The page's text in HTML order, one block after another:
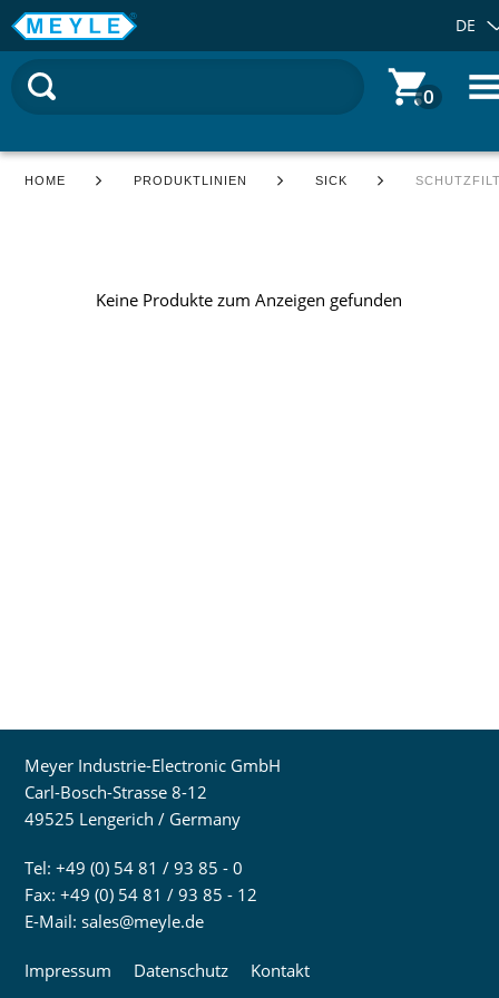
DE
0
HOME PRODUKTLINIEN SICK
Keine Produkte zum Anzeigen gefunden
Meyer Industrie-Electronic GmbH
Carl-Bosch-Strasse 8-12
49525 Lengerich / Germany
Tel: +49 (0) 54 81 / 93 85 - 0
Fax: +49 (0) 54 81 / 93 85 - 12
E-Mail:sales@meyle.de
Impressum Datenschutz Kontakt